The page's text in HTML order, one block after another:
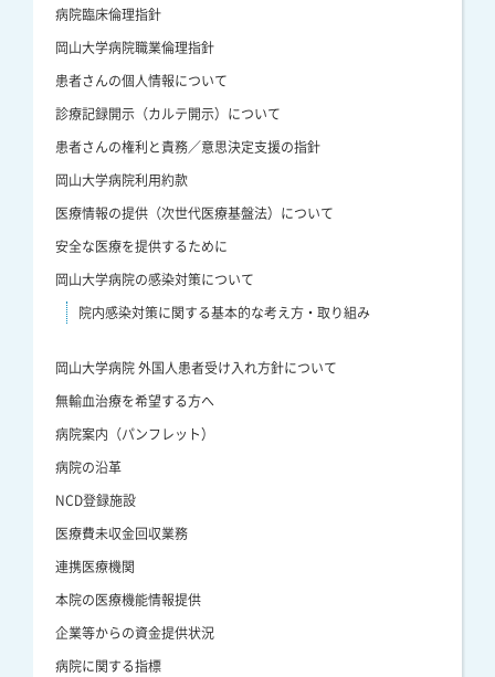
病院臨床倫理指針
岡山大学病院職業倫理指針
患者さんの個人情報について
診療記録開示（カルテ開示）について
患者さんの権利と責務／意思決定支援の指針
岡山大学病院利用約款
医療情報の提供（次世代医療基盤法）について
安全な医療を提供するために
岡山大学病院の感染対策について
院内感染対策に関する基本的な考え方・取り組み
岡山大学病院 外国人患者受け入れ方針について
無輸血治療を希望する方へ
病院案内（パンフレット）
病院の沿革
NCD登録施設
医療費未収金回収業務
連携医療機関
本院の医療機能情報提供
企業等からの資金提供状況
病院に関する指標